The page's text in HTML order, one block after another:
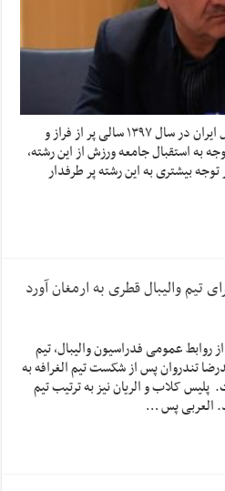
به گزارش کسب و کار نیوز، والیبال ایران در سال ۱۳۹۷ سالی پر از فراز و
استقبال جامعه ورزش از این رشته،
بیشتری به این رشته پر طرفدار
تیم والیبال قطری به ارمغان آورد
روابط عمومی فدراسیون والیبال، تیم
تندروان پس از شکست تیم الغرافه به
کلاب و الریان نیز به ترتیب تیم
العربی پس …